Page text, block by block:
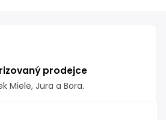
prodejce
Miele, Jura a Bora.